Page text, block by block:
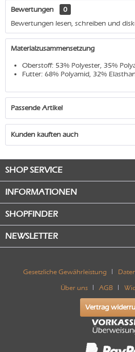
Bewertungen
0
Bewertungen lesen, schreiben und
Materialzusammensetzung
Oberstoff: 53% Polyester, 35%
Futter: 68% Polyamid, 32%
Passende Artikel
Kunden kauften auch
SHOP SERVICE
INFORMATIONEN
SHOPFINDER
NEWSLETTER
Gesetzliche Gewährleistung
Über uns AGB
Vertrag